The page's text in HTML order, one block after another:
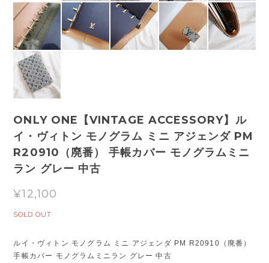
ONLY ONE【VINTAGE ACCESSORY】ル
イ・ヴィトン モノグラム ミニ アジェンダ PM
R20910（廃番） 手帳カバー モノグラムミニ
ラン グレー 中古
¥12,100
SOLD OUT
ルイ・ヴィトン モノグラム ミニ アジェンダ PM R20910（廃番）
手帳カバー モノグラムミニラン グレー 中古